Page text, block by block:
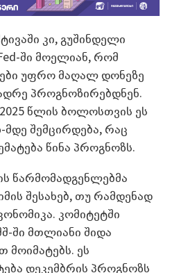
კი, გუშინდელი
ში მოელიან, რომ
უფრო მაღალ დონეზე
პროგნოზირებდნენ.
წლის ბოლოსთვის ეს
მდე შემცირდება, რაც
წინა პროგნოზს.
წარმომადგენლებმა
შესახებ, თუ რამდენად
კომიტეტში
ში მთლიანი შიდა
მოიმატებს. ეს
დეკემბრის პროგნოზს